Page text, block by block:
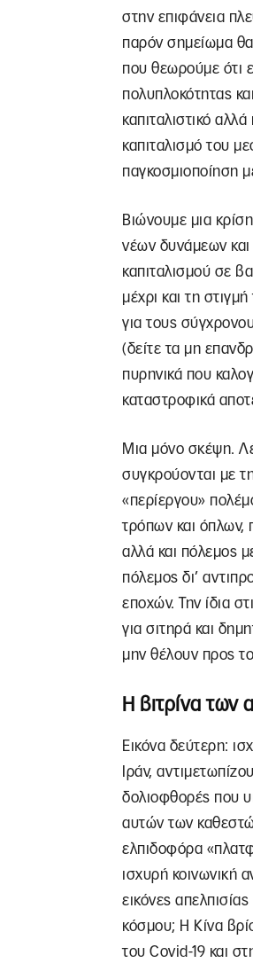
στην επιφάνεια
παρόν σημείωμα
που θεωρούμε ότι
πολυπλοκότητας
καπιταλιστικό
καπιταλισμό του
παγκοσμιοποίηση
Βιώνουμε μια
νέων δυνάμεων και
καπιταλισμού σε
μέχρι και τη
για τους
(δείτε τα μη
πυρηνικά που
καταστροφικά
Μια μόνο σκέψη.
συγκρούονται με
«περίεργου»
τρόπων και όπλων,
αλλά και πόλεμος
πόλεμος δι’
εποχών. Την ίδια
για σιτηρά και
μην θέλουν προς
Η βιτρίνα των
Εικόνα δεύτερη:
Ιράν,
δολιοφθορές που
αυτών των
ελπιδοφόρα
ισχυρή κοινωνική
εικόνες
κόσμου; Η Κίνα
του Covid-19 και